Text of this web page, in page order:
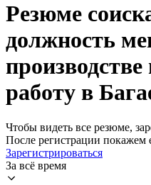
Резюме
должность
работу в
Чтобы видеть все резюме,
После регистрации покажем
Зарегистрироваться
За всё время